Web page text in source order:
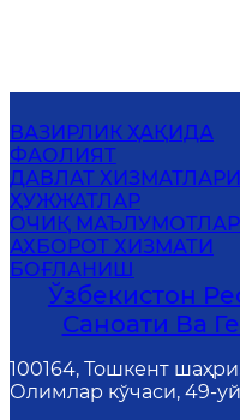
ВАЗИРЛИК ҲАҚИДА
ФАОЛИЯТ
ДАВЛАТ ХИЗМАТЛАРИ
ҲУЖЖАТЛАР
ОЧИҚ МАЪЛУМОТЛАР
АХБОРОТ ХИЗМАТИ
БОҒЛАНИШ
Ўзбекистон
Саноати Ва
100164, Тошкент
Олимлар кўчаси, 49-уй